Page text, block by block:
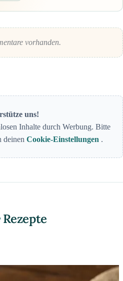
vorhanden.
uns!
Inhalte durch Werbung. Bitte
deinen Cookie-Einstellungen .
Rezepte